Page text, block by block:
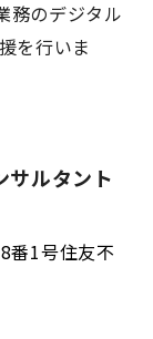
務のデジタル
を行いま
サルタント
番1号住友不